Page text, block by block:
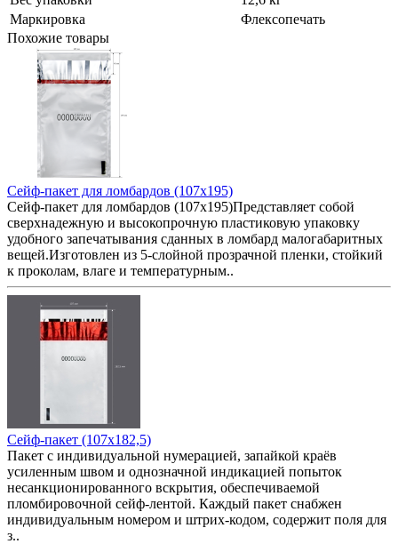
Маркировка
Флексопечать
Похожие товары
Сейф-пакет для ломбардов (107х195)
Сейф-пакет для ломбардов (107х195)Представляет собой
сверхнадежную и высокопрочную пластиковую упаковку
удобного запечатывания сданных в ломбард малогабаритных
вещей.Изготовлен из 5-слойной прозрачной пленки, стойкий
к проколам, влаге и температурным..
Сейф-пакет (107x182,5)
Пакет с индивидуальной нумерацией, запайкой краёв
усиленным швом и однозначной индикацией попыток
несанкционированного вскрытия, обеспечиваемой
пломбировочной сейф-лентой. Каждый пакет снабжен
индивидуальным номером и штрих-кодом, содержит поля для
з..